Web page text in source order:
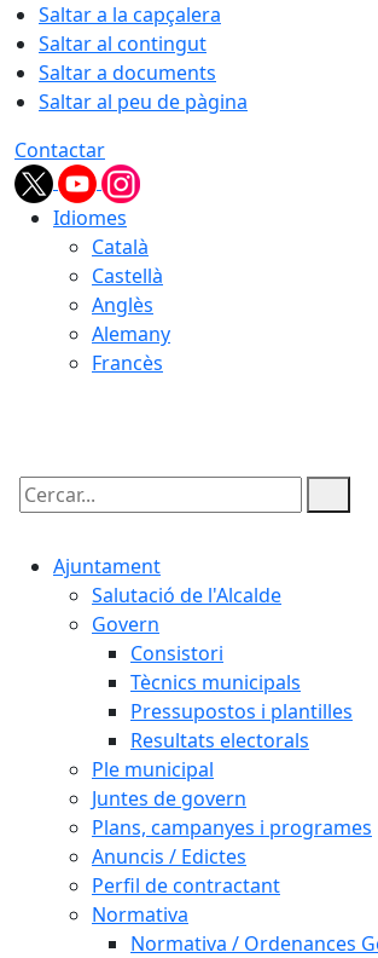
Saltar a la capçalera
Saltar al contingut
Saltar a documents
Saltar al peu de pàgina
Contactar
Idiomes
Català
Castellà
Anglès
Alemany
Francès
Cercar:
Ajuntament
Salutació de l'Alcalde
Govern
Consistori
Tècnics municipals
Pressupostos i plantilles
Resultats electorals
Ple municipal
Juntes de govern
Plans, campanyes i programes
Anuncis / Edictes
Perfil de contractant
Normativa
Normativa / Ordenances